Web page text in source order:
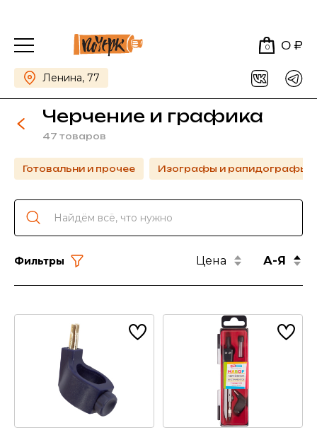
0 0 ₽
Ленина, 77
Черчение и графика
47 товаров
Готовальни и прочее Изографы и рапидографы
Фильтры Цена А-Я